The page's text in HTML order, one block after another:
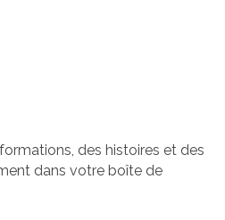
des histoires et des
dans votre boîte de